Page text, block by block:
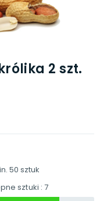
2 szt.
50 sztuk
sztuki : 7